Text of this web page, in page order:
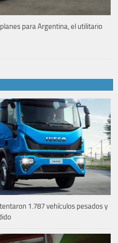
para Argentina, el utilitario
1.787 vehículos pesados y